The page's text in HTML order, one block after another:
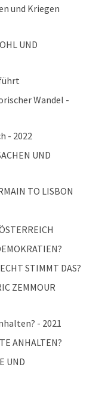
und Kriegen
UND
Wandel -
- 2022
UND
TO LISBON
STIMMT DAS?
ZEMMOUR
- 2021
ANHALTEN?
UND